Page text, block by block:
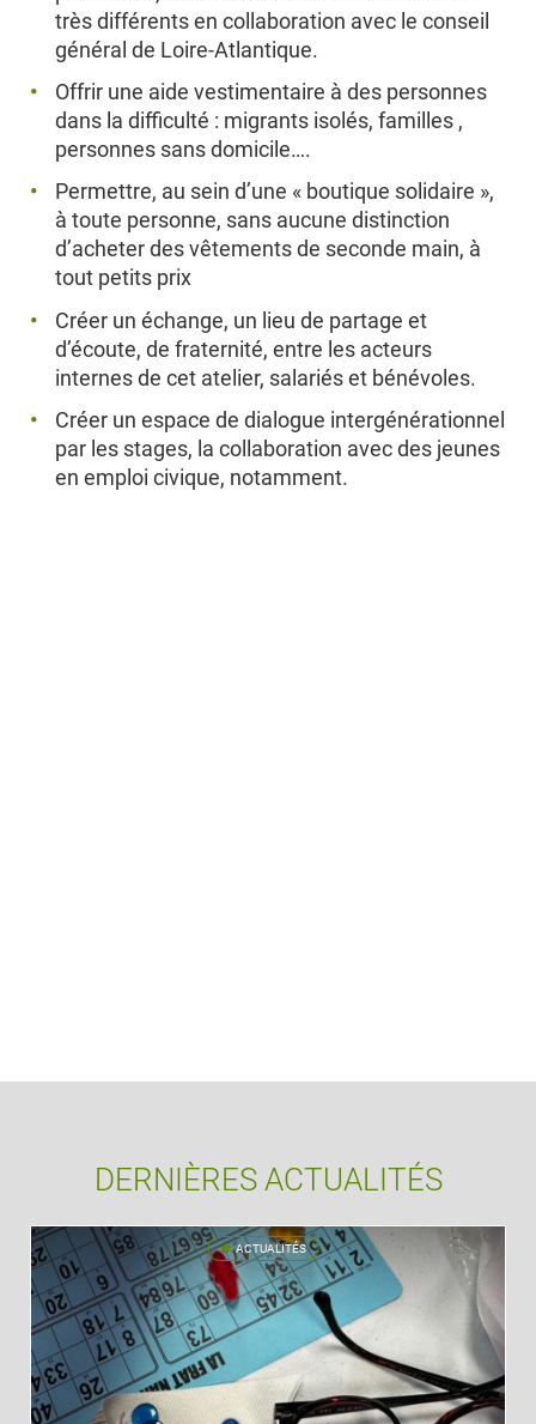
très différents en collaboration avec le conseil
général de Loire-Atlantique.
Offrir une aide vestimentaire à des personnes
dans la difficulté : migrants isolés, familles ,
personnes sans domicile….
Permettre, au sein d’une « boutique solidaire »,
à toute personne, sans aucune distinction
d’acheter des vêtements de seconde main, à
tout petits prix
Créer un échange, un lieu de partage et
d’écoute, de fraternité, entre les acteurs
internes de cet atelier, salariés et bénévoles.
Créer un espace de dialogue intergénérationnel
par les stages, la collaboration avec des jeunes
en emploi civique, notamment.
DERNIÈRES ACTUALITÉS
ACTUALITÉS '